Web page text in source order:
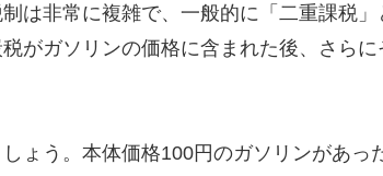
は非常に複雑で、一般的に「二重課税
がガソリンの価格に含まれた後、さら
ょう。本体価格100円のガソリンがあっ